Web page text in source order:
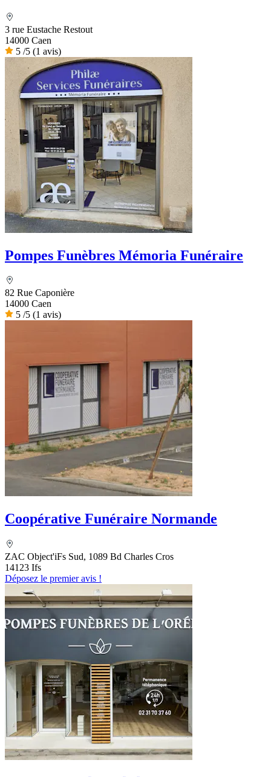
3 rue Eustache Restout
14000 Caen
5 /5 (1 avis)
Pompes Funèbres Mémoria Funéraire
82 Rue Caponière
14000 Caen
5 /5 (1 avis)
Coopérative Funéraire Normande
ZAC Object'iFs Sud, 1089 Bd Charles Cros
14123 Ifs
Déposez le premier avis !